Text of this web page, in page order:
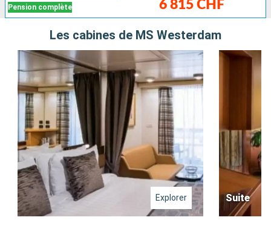
Pension complète 6 815 CHF
Les cabines de MS Westerdam
Explorer Suite